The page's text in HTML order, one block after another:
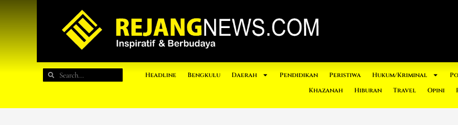
Search
Search Headline Bengkulu Daerah Pendidikan Peristiwa Hukum/Kriminal
Khazanah
Hiburan Travel Opini